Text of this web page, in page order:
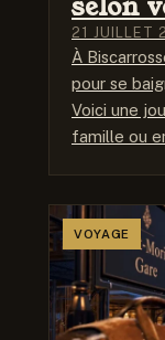
selon
21 JUILLET
À
pour se
Voici une
famille ou
VOYAGE